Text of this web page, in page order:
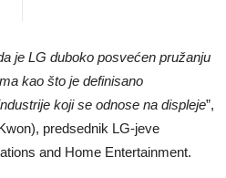
je LG duboko posvećen pružanju
kao što je definisano
koji se odnose na displeje”,
predsednik LG-jeve
and Home Entertainment.